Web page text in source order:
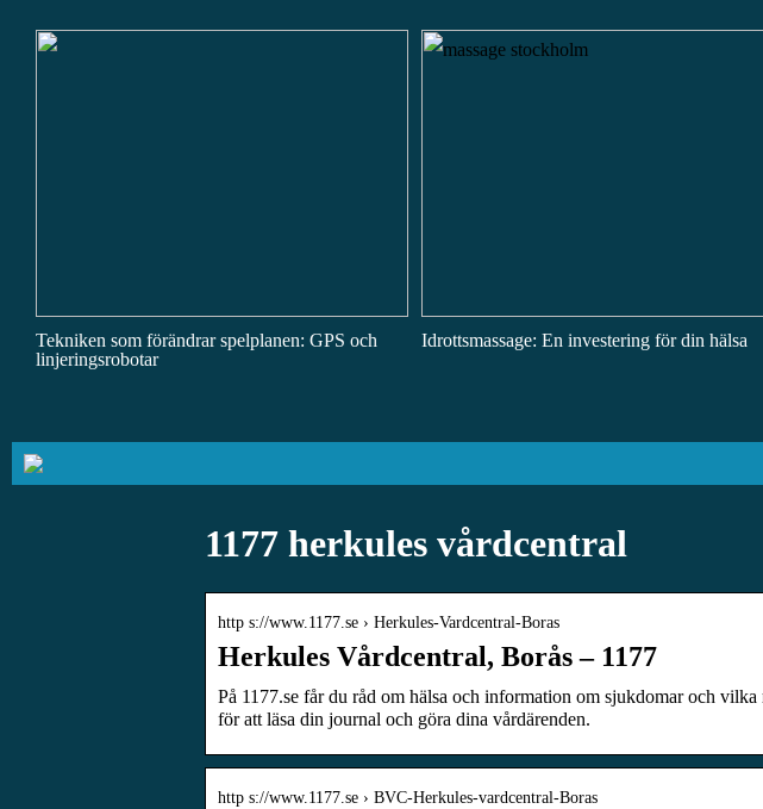
Tekniken som förändrar spelplanen: GPS och
linjeringsrobotar
Idrottsmassage: En investering för din hälsa
1177 herkules vårdcentral
http s://www.1177.se › Herkules-Vardcentral-Boras
Herkules Vårdcentral, Borås – 1177
På 1177.se får du råd om hälsa och information om sjukdomar och
för att läsa din journal och göra dina vårdärenden.
http s://www.1177.se › BVC-Herkules-vardcentral-Boras